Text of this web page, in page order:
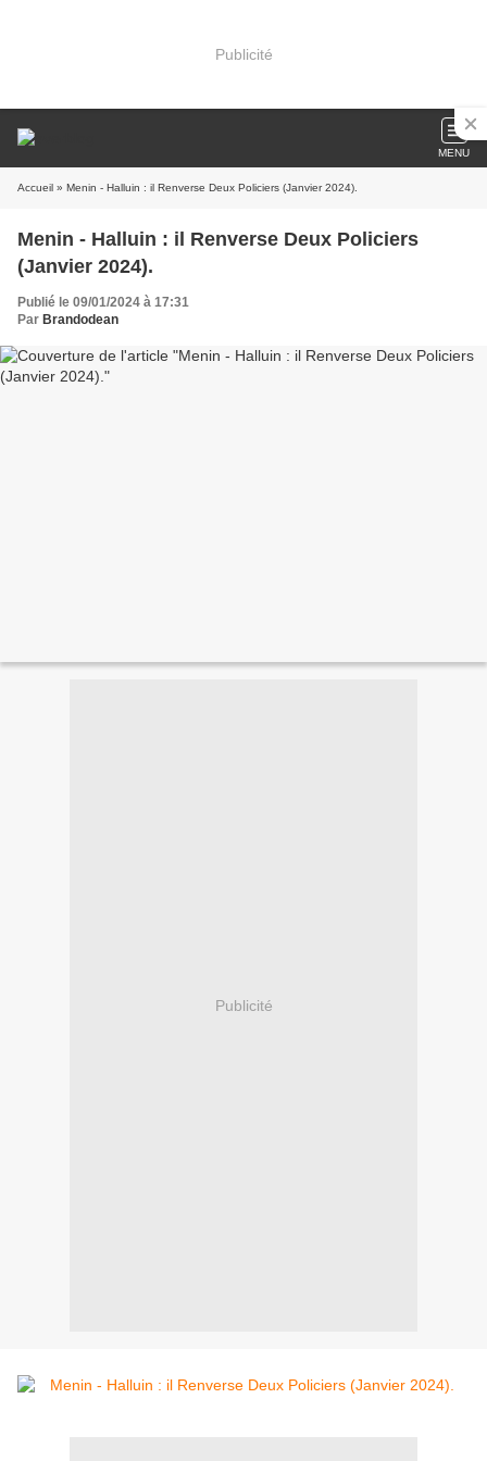
Publicité
MENU
Accueil » Menin - Halluin : il Renverse Deux Policiers (Janvier 2024).
Menin - Halluin : il Renverse Deux Policiers
(Janvier 2024).
Publié le 09/01/2024 à 17:31
Par Brandodean
Publicité